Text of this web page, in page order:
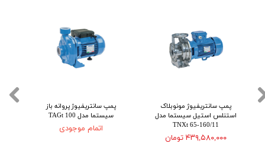
پمپ سانتریفیوژ پروانه باز
سیستما مدل TAGt 100
اتمام موجودی
پمپ سانتریفیوژ مونوبلاک
استنلس استیل سیستما مدل
TNXt 65-160/11
۴۳۹,۵۸۰,۰۰۰ تومان